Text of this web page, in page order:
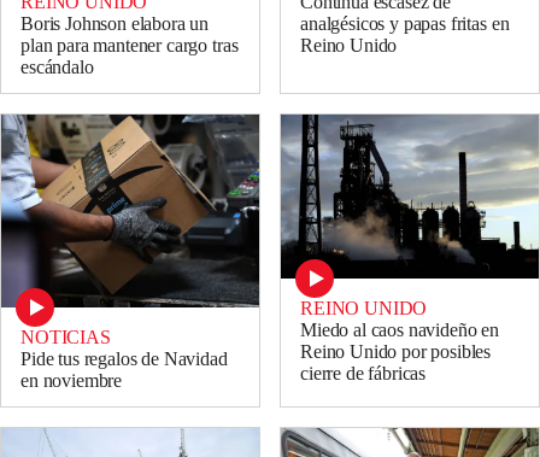
Boris Johnson elabora un
plan para mantener cargo tras
escándalo
analgésicos y papas fritas en
Reino Unido
NOTICIAS
Pide tus regalos de Navidad
en noviembre
REINO UNIDO
Miedo al caos navideño en
Reino Unido por posibles
cierre de fábricas